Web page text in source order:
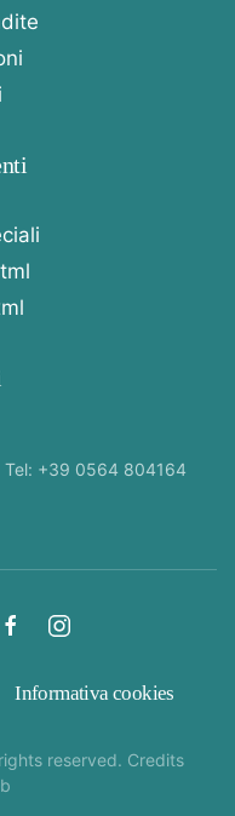
Tel: +39 0564 804164
Informativa cookies
reserved. Credits